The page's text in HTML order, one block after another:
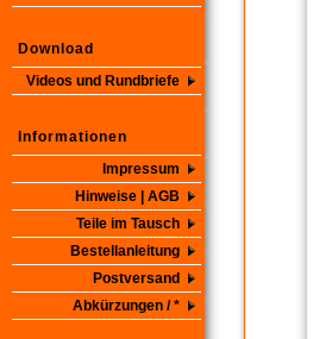
Download
Videos und Rundbriefe
Informationen
Impressum
Hinweise | AGB
Teile im Tausch
Bestellanleitung
Postversand
Abkürzungen / *